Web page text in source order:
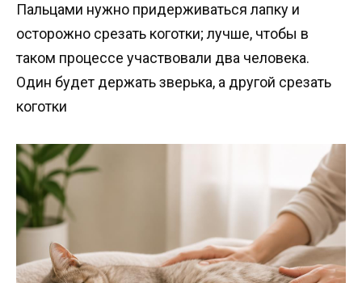
Пальцами нужно придерживаться лапку и
осторожно срезать коготки; лучше, чтобы в
таком процессе участвовали два человека.
Один будет держать зверька, а другой срезать
коготки